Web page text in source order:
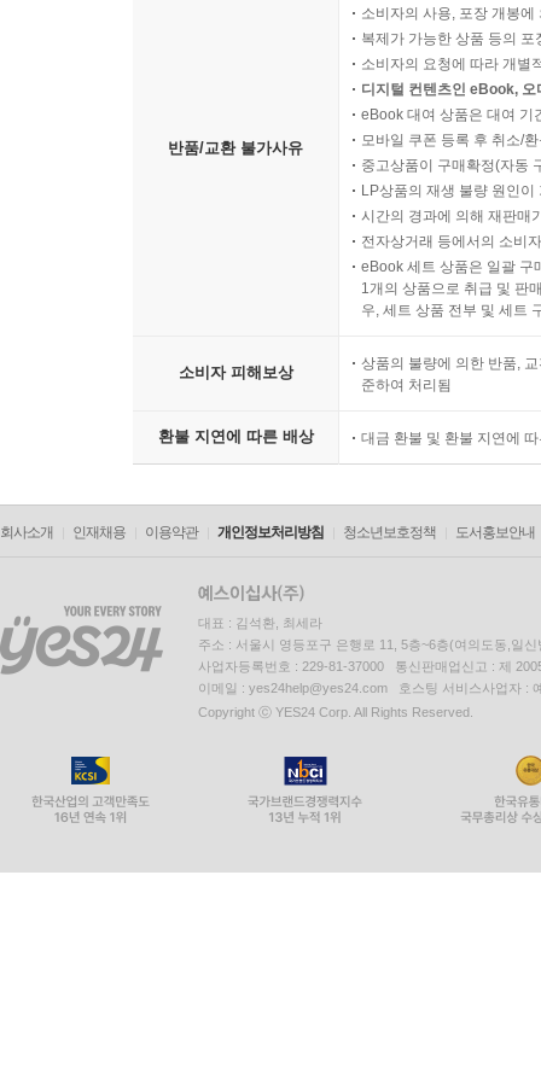
반품/교환 불가사유
소비자의 사용, 포장 개봉
복제가 가능한 상품 등의
소비자의 요청에 따라 개별
디지털 컨텐츠인 eBook,
eBook 대여 상품은 대여 기
모바일 쿠폰 등록 후 취소/
중고상품이 구매확정(자동
LP상품의 재생 불량 원인
시간의 경과에 의해 재판매
전자상거래 등에서의 소비
eBook 세트 상품은 일괄 구
1개의 상품으로 취급 및 판
우, 세트 상품 전부 및 세트
소비자 피해보상
상품의 불량에 의한 반품,
준하여 처리됨
환불 지연에 따른 배상 대금 환불 및 환불 지연에
회사소개 인재채용 이용약관 개인정보처리방침 청소년보호정책 도서홍보안내
대표 : 김석환, 최세라
주소 : 서울시 영등포구 은행로 11, 5층~6층(여의도동,일신
사업자등록번호 : 229-81-37000 통신판매업신고 : 제
이메일 : yes24help@yes24.com 호스팅 서비스사업자 :
Copyright ⓒ YES24 Corp. All Rights Reserved.